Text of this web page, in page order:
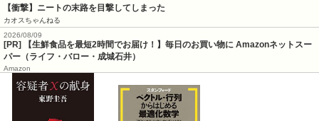
【衝撃】ニートの末路を目撃してしまった
カオスちゃんねる
2026/08/09
[PR] 【生鮮食品を最短2時間でお届け！】毎日のお買い物に Amazonネットスー
パー（ライフ・バロー・成城石井）
Amazon